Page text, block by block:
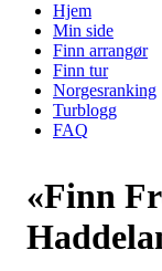
Hjem
Min side
Finn arrangør
Finn tur
Norgesranking
Turblogg
FAQ
«Finn